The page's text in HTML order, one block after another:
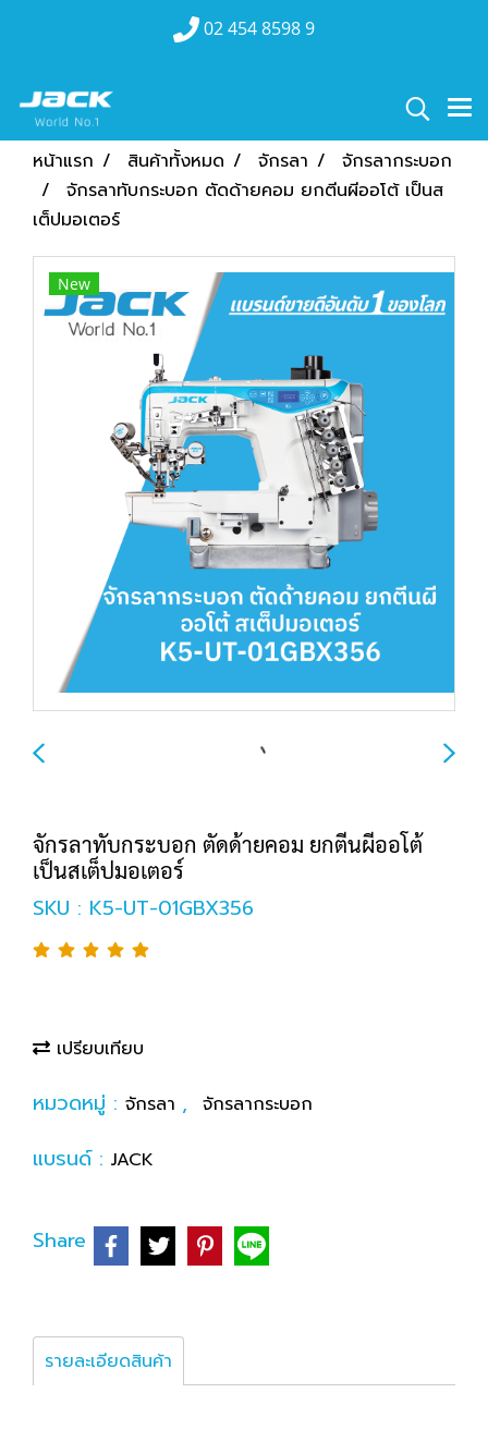
02 454 8598 9
หน้าแรก สินค้าทั้งหมด จักรลา
จักรลากระบอก
จักรลาทับกระบอก ตัดด้ายคอม ยกตีนผีออโต้ เป็นส
เต็ปมอเตอร์
New
จักรลาทับกระบอก ตัดด้ายคอม ยกตีนผีออโต้
เป็นสเต็ปมอเตอร์
SKU : K5-UT-01GBX356
เปรียบเทียบ
หมวดหมู่ : จักรลา , จักรลากระบอก
แบรนด์ : JACK
Share
รายละเอียดสินค้า